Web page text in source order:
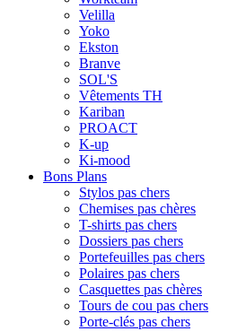
Velilla
Yoko
Ekston
Branve
SOL'S
Vêtements TH
Kariban
PROACT
K-up
Ki-mood
Bons Plans
Stylos pas chers
Chemises pas chères
T-shirts pas chers
Dossiers pas chers
Portefeuilles pas chers
Polaires pas chers
Casquettes pas chères
Tours de cou pas chers
Porte-clés pas chers